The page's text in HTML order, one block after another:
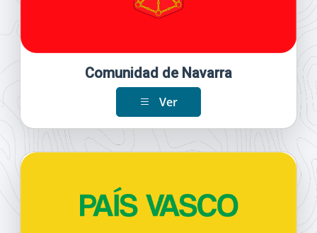
Comunidad de Navarra
Ver